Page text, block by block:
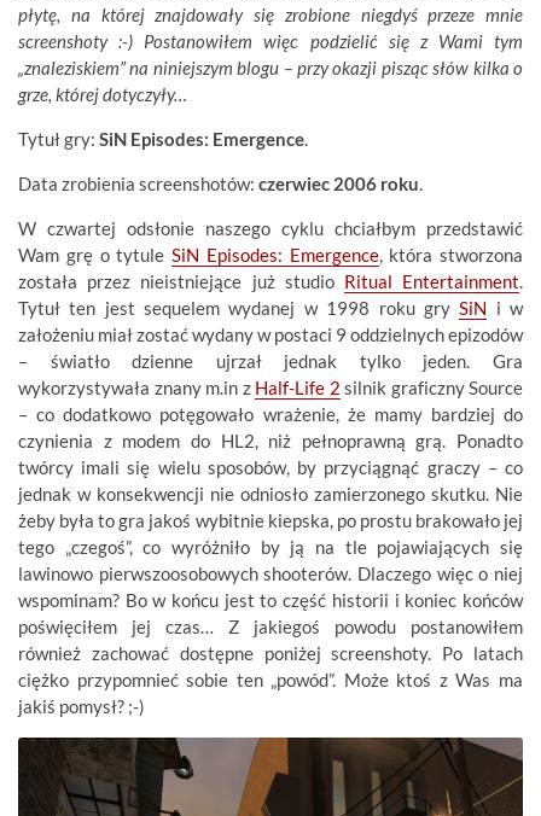
płytę, na której znajdowały się zrobione niegdyś przeze mnie
screenshoty :-) Postanowiłem więc podzielić się z Wami tym
„znaleziskiem” na niniejszym blogu – przy okazji pisząc słów kilka o
grze, której dotyczyły…
Tytuł gry: SiN Episodes: Emergence.
Data zrobienia screenshotów: czerwiec 2006 roku.
W czwartej odsłonie naszego cyklu chciałbym przedstawić
Wam grę o tytule SiN Episodes: Emergence, która stworzona
została przez nieistniejące już studio Ritual Entertainment.
Tytuł ten jest sequelem wydanej w 1998 roku grySiN i w
założeniu miał zostać wydany w postaci 9 oddzielnych epizodów
– światło dzienne ujrzał jednak tylko jeden. Gra
wykorzystywała znany m.in z Half-Life 2 silnik graficzny Source
– co dodatkowo potęgowało wrażenie, że mamy bardziej do
czynienia z modem do HL2, niż pełnoprawną grą. Ponadto
twórcy imali się wielu sposobów, by przyciągnąć graczy – co
jednak w konsekwencji nie odniosło zamierzonego skutku. Nie
żeby była to gra jakoś wybitnie kiepska, po prostu brakowało jej
tego „czegoś”, co wyróżniło by ją na tle pojawiających się
lawinowo pierwszoosobowych shooterów. Dlaczego więc o niej
wspominam? Bo w końcu jest to część historii i koniec końców
poświęciłem jej czas… Z jakiegoś powodu postanowiłem
również zachować dostępne poniżej screenshoty. Po latach
ciężko przypomnieć sobie ten „powód”. Może ktoś z Was ma
jakiś pomysł? ;-)